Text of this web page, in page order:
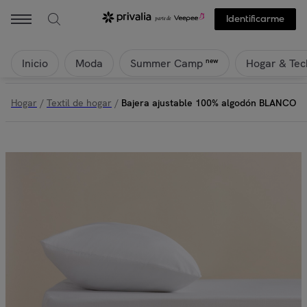
Identificarme
Inicio Moda Summer Camp new Hogar &
Hogar / Textil de hogar / Bajera ajustable 100% algodón BLANCO